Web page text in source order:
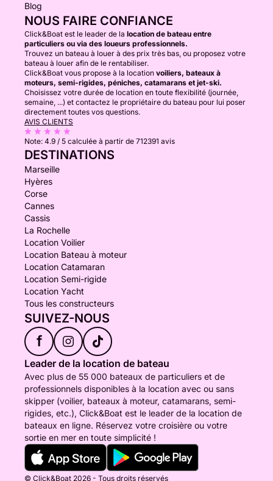
Blog
NOUS FAIRE CONFIANCE
Click&Boat est le leader de la location de bateau entre
particuliers ou via des loueurs professionnels.
Trouvez un bateau à louer à des prix très bas, ou proposez votre
bateau à louer afin de le rentabiliser.
Click&Boat vous propose à la location voiliers, bateaux à
moteurs, semi-rigides, péniches, catamarans et jet-ski.
Choisissez votre durée de location en toute flexibilité (journée,
semaine, ...) et contactez le propriétaire du bateau pour lui poser
directement toutes vos questions.
AVIS CLIENTS
Note: 4.9 / 5 calculée à partir de 712391 avis
DESTINATIONS
Marseille
Hyères
Corse
Cannes
Cassis
La Rochelle
Location Voilier
Location Bateau à moteur
Location Catamaran
Location Semi-rigide
Location Yacht
Tous les constructeurs
SUIVEZ-NOUS
f
Leader de la location de bateau
Avec plus de 55 000 bateaux de particuliers et de
professionnels disponibles à la location avec ou sans
skipper (voilier, bateaux à moteur, catamarans, semi-
rigides, etc.), Click&Boat est le leader de la location de
bateaux en ligne. Réservez votre croisière ou votre
sortie en mer en toute simplicité !
© Click&Boat 2026 - Tous droits réservés